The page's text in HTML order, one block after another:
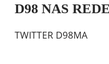
D98 NAS
TWITTER D98MA